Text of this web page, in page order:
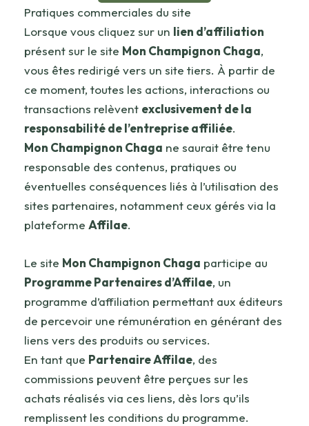
Pratiques commerciales du site
Lorsque vous cliquez sur un lien d’affiliation
présent sur le site Mon Champignon Chaga,
vous êtes redirigé vers un site tiers. À partir de
ce moment, toutes les actions, interactions ou
transactions relèvent exclusivement de la
responsabilité de l’entreprise affiliée.
Mon Champignon Chaga ne saurait être tenu
responsable des contenus, pratiques ou
éventuelles conséquences liés à l’utilisation des
sites partenaires, notamment ceux gérés via la
plateforme Affilae.
Le site Mon Champignon Chaga participe au
Programme Partenaires d’Affilae, un
programme d’affiliation permettant aux éditeurs
de percevoir une rémunération en générant des
liens vers des produits ou services.
En tant que Partenaire Affilae, des
commissions peuvent être perçues sur les
achats réalisés via ces liens, dès lors qu’ils
remplissent les conditions du programme.